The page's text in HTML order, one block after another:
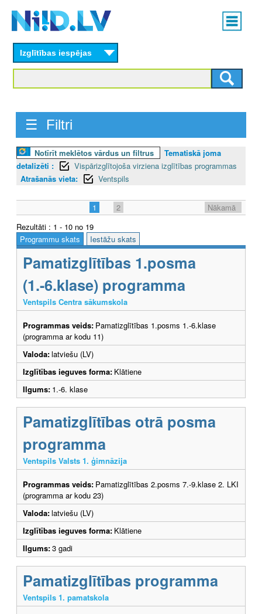
content
Main
menu
Izglītības iespējas
☰ Filtri
Notīrīt meklētos vārdus un filtrus
Tematiskā joma
detalizēti :
Vispārizglītojoša virziena izglītības programmas
Atrašanās vieta:
Ventspils
1 2
Nākamā
Rezultāti : 1 - 10 no 19
Programmu skats
Iestāžu skats
Pamatizglītības 1.posma
(1.-6.klase) programma
Ventspils Centra sākumskola
Programmas veids: Pamatizglītības 1.posms 1.-6.klase
(programma ar kodu 11)
Valoda:latviešu (LV)
Izglītības ieguves forma: Klātiene
Ilgums: 1.-6. klase
Pamatizglītības otrā posma
programma
Ventspils Valsts 1. ģimnāzija
Programmas veids: Pamatizglītības 2.posms 7.-9.klase 2. LKI
(programma ar kodu 23)
Valoda:latviešu (LV)
Izglītības ieguves forma: Klātiene
Ilgums:3 gadi
Pamatizglītības programma
Ventspils 1. pamatskola